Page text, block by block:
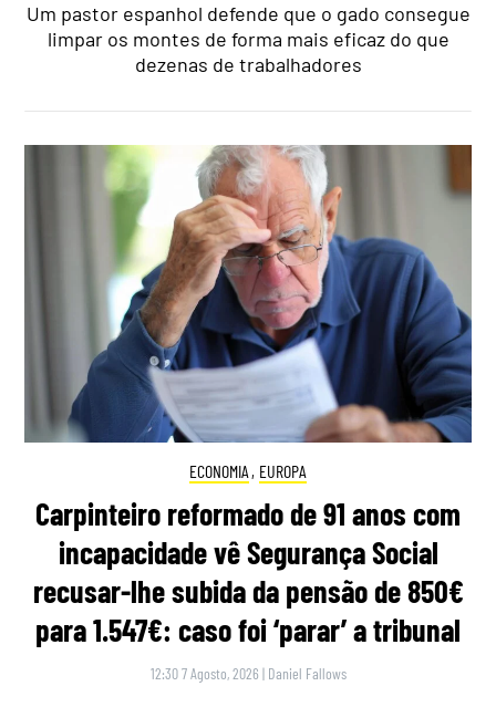
Um pastor espanhol defende que o gado consegue
limpar os montes de forma mais eficaz do que
dezenas de trabalhadores
ECONOMIA , EUROPA
Carpinteiro reformado de 91 anos com
incapacidade vê Segurança Social
recusar-lhe subida da pensão de 850€
para 1.547€: caso foi ‘parar’ a tribunal
12:30 7 Agosto, 2026 | Daniel Fallows